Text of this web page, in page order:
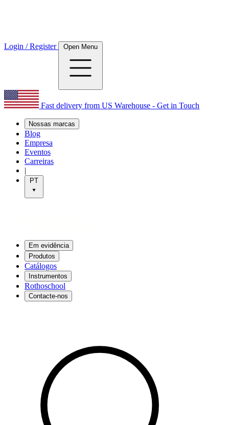
Login / Register Open Menu
Fast delivery from US Warehouse - Get in Touch
Nossas marcas
Blog
Empresa
Eventos
Carreiras
|
PT
Em evidência
Produtos
Catálogos
Instrumentos
Rothoschool
Contacte-nos